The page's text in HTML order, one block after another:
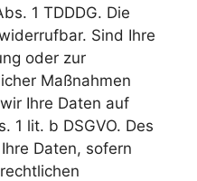
1 TDDDG. Die
Sind Ihre
oder zur
Maßnahmen
Ihre Daten auf
1 lit. b DSGVO. Des
Daten, sofern